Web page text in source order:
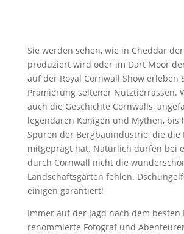
Sie werden sehen, wie in Cheddar der
produziert wird oder im Dart Moor
auf der Royal Cornwall Show erleben
Prämierung seltener Nutztierrassen.
auch die Geschichte Cornwalls,
legendären Königen und Mythen, bis
Spuren der Bergbauindustrie, die die
mitgeprägt hat. Natürlich dürfen bei
durch Cornwall nicht die
Landschaftsgärten fehlen.
einigen garantiert!
Immer auf der Jagd nach dem
renommierte Fotograf und